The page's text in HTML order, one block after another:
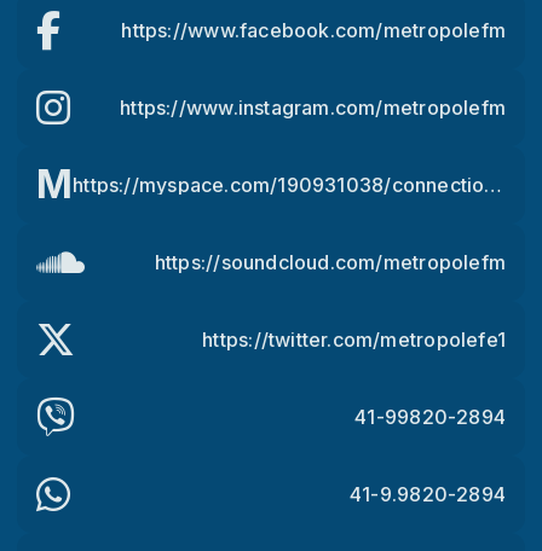
https://www.facebook.com/metropolefm
https://www.instagram.com/metropolefm
M https://myspace.com/190931038/connections/out
https://soundcloud.com/metropolefm
https://twitter.com/metropolefe1
41-99820-2894
41-9.9820-2894